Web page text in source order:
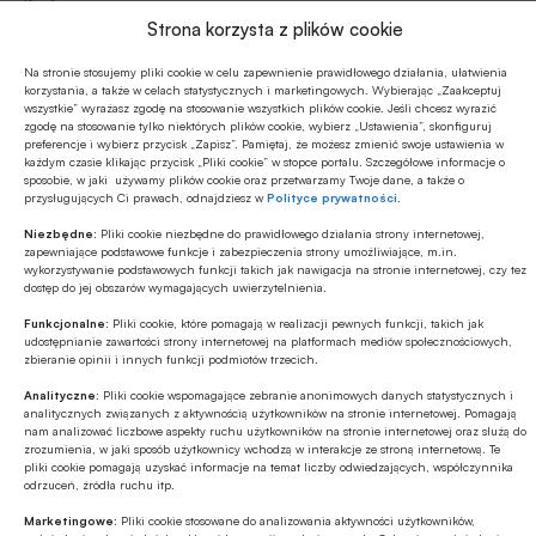
Strona korzysta z plików cookie
Na stronie stosujemy pliki cookie w celu zapewnienie prawidłowego działania, ułatwienia
korzystania, a także w celach statystycznych i marketingowych. Wybierając „Zaakceptuj
wszystkie” wyrażasz zgodę na stosowanie wszystkich plików cookie. Jeśli chcesz wyrazić
zgodę na stosowanie tylko niektórych plików cookie, wybierz „Ustawienia”, skonfiguruj
preferencje i wybierz przycisk „Zapisz”. Pamiętaj, że możesz zmienić swoje ustawienia w
każdym czasie klikając przycisk „Pliki cookie” w stopce portalu. Szczegółowe informacje o
sposobie, w jaki używamy plików cookie oraz przetwarzamy Twoje dane, a także o
przysługujących Ci prawach, odnajdziesz wPolityce prywatności
Niezbędne: Pliki cookie niezbędne do prawidłowego działania strony internetowej,
zapewniające podstawowe funkcje i zabezpieczenia strony umożliwiające, m.in.
wykorzystywanie podstawowych funkcji takich jak nawigacja na stronie internetowej, czy tez
dostęp do jej obszarów wymagających uwierzytelnienia.
Funkcjonalne: Pliki cookie, które pomagają w realizacji pewnych funkcji, takich jak
udostępnianie zawartości strony internetowej na platformach mediów społecznościowych,
zbieranie opinii i innych funkcji podmiotów trzecich.
Analityczne: Pliki cookie wspomagające zebranie anonimowych danych statystycznych i
analitycznych związanych z aktywnością użytkowników na stronie internetowej. Pomagają
nam analizować liczbowe aspekty ruchu użytkowników na stronie internetowej oraz służą do
zrozumienia, w jaki sposób użytkownicy wchodzą w interakcje ze stroną internetową. Te
pliki cookie pomagają uzyskać informacje na temat liczby odwiedzających, współczynnika
odrzuceń, źródła ruchu itp.
Marketingowe: Pliki cookie stosowane do analizowania aktywności użytkowników,
30.06.2014 08:17
Nowy prezes Polskiego Związku Wynajmu i Leasingu
Pojazdów
Nowym prezesem Polskiego Związku Wynajmu i Leasingu
Pojazdów został Marek Małachowski, który na co dzień jest
Dyrektorem Zarządzającym ALD Automotive Polska. Do tej
pory był Członkiem Zarządu PZWLP. Podczas spotkania
powołana także została Rada Programowa – nowy organ,
STRONA 1 Z 1